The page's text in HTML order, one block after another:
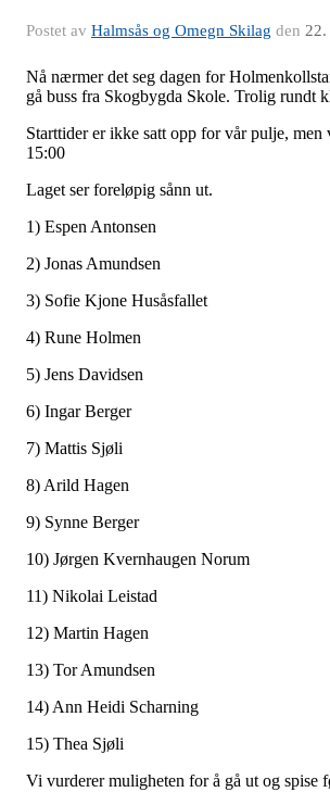
Postet av Halmsås og Omegn Skilag den 22.
Nå nærmer det seg dagen for
gå buss fra Skogbygda Skole. Trolig rundt
Starttider er ikke satt opp for vår pulje,
15:00
Laget ser foreløpig sånn ut.
1) Espen Antonsen
2) Jonas Amundsen
3) Sofie Kjone Husåsfallet
4) Rune Holmen
5) Jens Davidsen
6) Ingar Berger
7) Mattis Sjøli
8) Arild Hagen
9) Synne Berger
10) Jørgen Kvernhaugen Norum
11) Nikolai Leistad
12) Martin Hagen
13) Tor Amundsen
14) Ann Heidi Scharning
15) Thea Sjøli
Vi vurderer muligheten for å gå ut og spise